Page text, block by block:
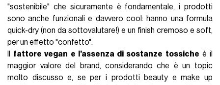
"sostenibile" che sicuramente è fondamentale, i prodotti
sono anche funzionali e davvero cool: hanno una formula
quick-dry (non da sottovalutare!) e un finish cremoso e soft,
per un effetto "confetto".
fattore vegan e l'assenza di sostanze tossiche è il
maggior valore del brand, considerando che è un topic
molto discusso e, se per i prodotti beauty e make up